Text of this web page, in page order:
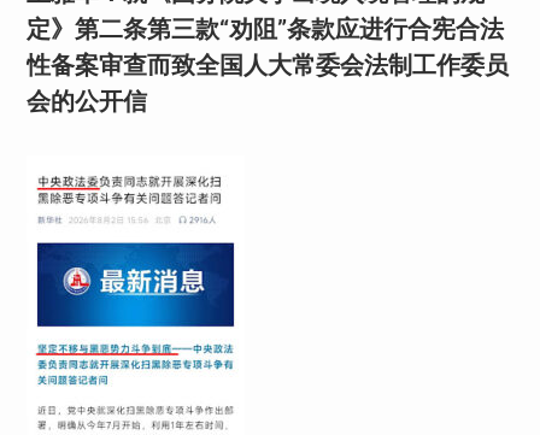
定》第二条第三款“劝阻”条款应进行合宪合法
性备案审查而致全国人大常委会法制工作委员
会的公开信